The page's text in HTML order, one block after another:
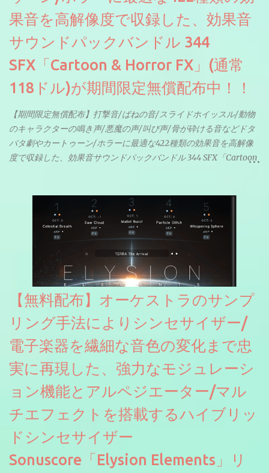
果音を高解像度で収録した、効果音
サウンドパックバンドル 344
SFX「Cartoon & Horror FX」(通常
118ドル)が期間限定無償配布中！！
【期間限定無償配布】打撃音/ばねの音/スライドホイッスル/動物
のキャラクターの鳴き声/悪魔の声/叫び声/骨が砕ける音などドタ
バタ劇やカートゥーン/ホラーに最適な422種類の効果音を高解像
度で収録した、効果音サウンドパックバンドル 344 SFX「Cartoon
【無料配布】オーケストラのサンプ
リング手法によりシンセサイザー/
電子楽器を繊細な音色の変化まで忠
実に再現した、強力なモジュレーシ
ョン機能とアルペジエーター/マル
チエフェクトを搭載するハイブリッ
ドシンセサイザー
Sonuscore「Elysion Elements」リ